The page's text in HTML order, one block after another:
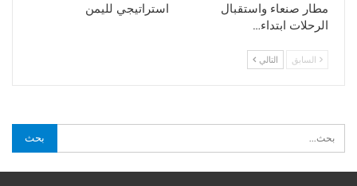
مطار صنعاء واستقبال
الرحلات ابتداء…
استراتيجي لليمن
السابق التالي